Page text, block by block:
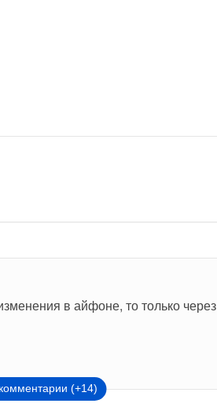
в айфоне, то только через
(+14)